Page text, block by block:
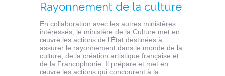
Rayonnement de la culture
En collaboration avec les autres ministères
intéressés, le ministère de la Culture met en
œuvre les actions de l’État destinées à
assurer le rayonnement dans le monde de la
culture, de la création artistique française et
de la Francophonie. Il prépare et met en
œuvre les actions qui concourent à la